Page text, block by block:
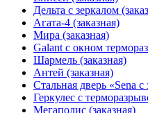
Дельта с зеркалом
Агата-4 (заказная)
Мира (заказная)
Galant с окном
Шармель (заказная)
Антей (заказная)
Стальная дверь «Sena с
Геркулес с
Мегаполис (заказная)